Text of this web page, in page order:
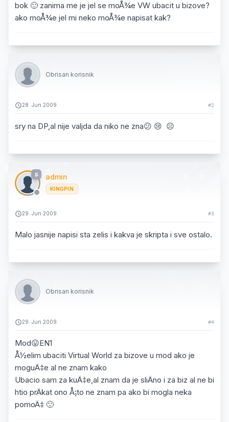
bok 🙂 zanima me je jel se moÅ¾e VW ubacit u bizove?
ako moÅ¾e jel mi neko moÅ¾e napisat kak?
Obrisan korisnik
28. Jun 2009. #2
sry na DP,al nije valjda da niko ne zna😕 😢 ☹️
5 admin
KINGPIN
29. Jun 2009. #3
Malo jasnije napisi sta zelis i kakva je skripta i sve ostalo.
Obrisan korisnik
29. Jun 2009. #4
Mod😛EN1
Å½elim ubaciti Virtual World za bizove u mod ako je
moguÄ‡e al ne znam kako
Ubacio sam za kuÄ‡e,al znam da je sliÄno i za biz al ne bi
htio prÄkat ono Å¡to ne znam pa ako bi mogla neka
pomoÄ‡ 🙂